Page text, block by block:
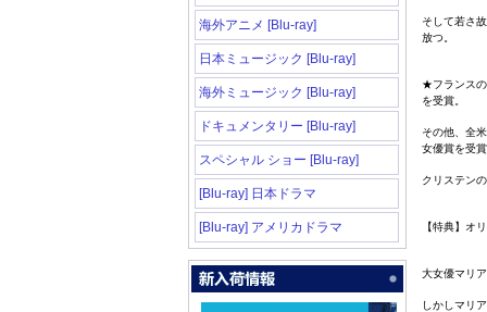
海外アニメ [Blu-ray]
日本ミュージック [Blu-ray]
海外ミュージック [Blu-ray]
ドキュメンタリー [Blu-ray]
スペシャル ショー [Blu-ray]
[Blu-ray] 日本ドラマ
[Blu-ray] アメリカドラマ
そして若さ
放つ。
★フランスの
を受賞。
その他、全
女優賞を受
クリステン
【特典】オ
大女優マリ
しかしマリ